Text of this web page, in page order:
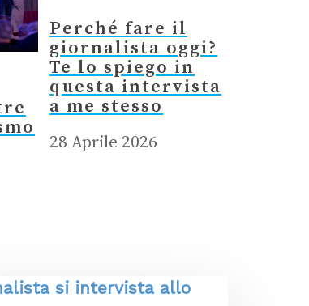
Perché fare il
giornalista oggi?
Te lo spiego in
questa intervista
a me stesso
28 Aprile 2026